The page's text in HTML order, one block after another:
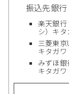
振込先銀行
楽天銀行
シ）キ
三菱東京
キタガ
みずほ銀
キタガ